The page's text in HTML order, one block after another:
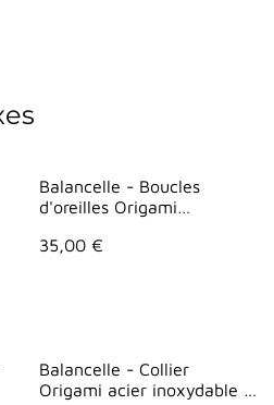
Balancelle - Boucles
d'oreilles Origami
35,00 €
Balancelle - Collier
Origami acier inoxydable -